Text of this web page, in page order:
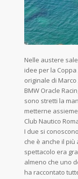
Nelle austere
idee per la
originale di Marco
BMW Oracle
sono stretti la
metterne
Club Nautico
I due si
che è anche il
spettacolo era
almeno che uno
ha raccontato